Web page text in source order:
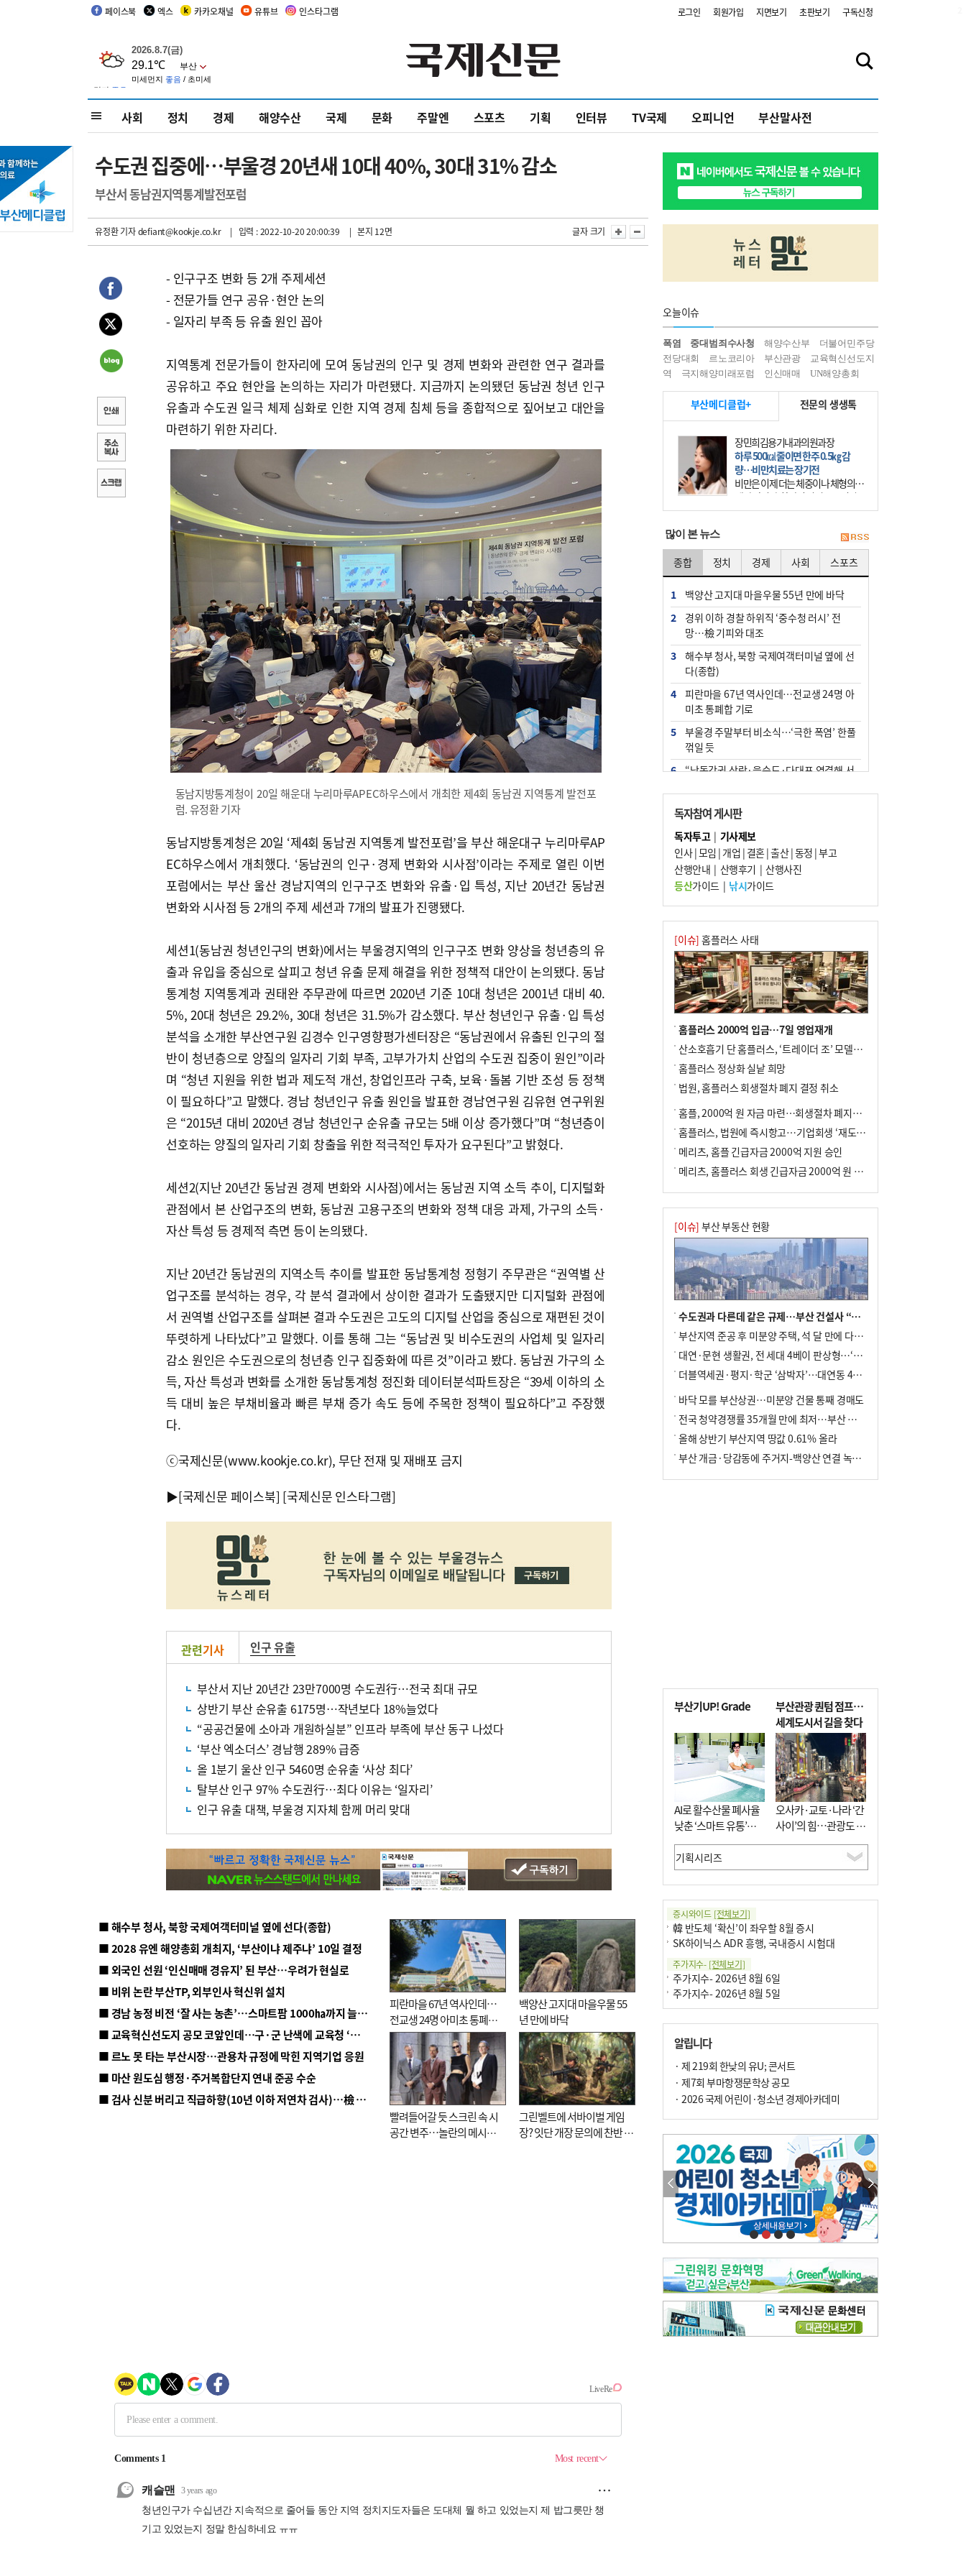
페이스북 엑스 카카오채널 유튜브 인스타그램 로그인 회원가입 지면보기 초판보기 구독신청
사회 정치 경제 해양수산 국제 문화 주말엔 스포츠 기획 인터뷰 TV국제 오피니언 부산말사전
수도권 집중에…부울경 20년새 10대 40%, 30대 31% 감소
부산서 동남권지역통계발전포럼
유정환 기자defiant@kookje.co.kr | 입력 : 2022-10-20 20:00:39 | 본지 12면 글자 크기
- 인구구조 변화 등 2개 주제세션
- 전문가들 연구 공유·현안 논의
- 일자리 부족 등 유출 원인 꼽아
지역통계 전문가들이 한자리에 모여 동남권의 인구 및 경제 변화와 관련한 연구 결과를
공유하고 주요 현안을 논의하는 자리가 마련됐다. 지금까지 논의됐던 동남권 청년 인구
유출과 수도권 일극 체제 심화로 인한 지역 경제 침체 등을 종합적으로 짚어보고 대안을
마련하기 위한 자리다.
동남지방통계청이 20일 해운대 누리마루APEC하우스에서 개최한 제4회 동남권 지역통계 발전포
럼. 유정환 기자
동남지방통계청은 20일 ‘제4회 동남권 지역통계 발전포럼’을 부산 해운대구 누리마루AP
EC하우스에서 개최했다. ‘동남권의 인구·경제 변화와 시사점’이라는 주제로 열린 이번
포럼에서는 부산 울산 경남지역의 인구구조 변화와 유출·입 특성, 지난 20년간 동남권
변화와 시사점 등 2개의 주제 세션과 7개의 발표가 진행됐다.
세션1(동남권 청년인구의 변화)에서는 부울경지역의 인구구조 변화 양상을 청년층의 유
출과 유입을 중심으로 살피고 청년 유출 문제 해결을 위한 정책적 대안이 논의됐다. 동남
통계청 지역통계과 권태완 주무관에 따르면 2020년 기준 10대 청년은 2001년 대비 40.
5%, 20대 청년은 29.2%, 30대 청년은 31.5%가 감소했다. 부산 청년인구 유출·입 특성
분석을 소개한 부산연구원 김경수 인구영향평가센터장은 “동남권에서 유출된 인구의 절
반이 청년층으로 양질의 일자리 기회 부족, 고부가가치 산업의 수도권 집중이 원인”이라
며 “청년 지원을 위한 법과 제도적 개선, 창업인프라 구축, 보육·돌봄 기반 조성 등 정책
이 필요하다”고 말했다. 경남 청년인구 유출 원인을 발표한 경남연구원 김유현 연구위원
은 “2015년 대비 2020년 경남 청년인구 순유출 규모는 5배 이상 증가했다”며 “청년층이
선호하는 양질의 일자리 기회 창출을 위한 적극적인 투자가 요구된다”고 밝혔다.
세션2(지난 20년간 동남권 경제 변화와 시사점)에서는 동남권 지역 소득 추이, 디지털화
관점에서 본 산업구조의 변화, 동남권 고용구조의 변화와 정책 대응 과제, 가구의 소득·
자산 특성 등 경제적 측면 등이 논의됐다.
지난 20년간 동남권의 지역소득 추이를 발표한 동남통계청 정형기 주무관은 “권역별 산
업구조를 분석하는 경우, 각 분석 결과에서 상이한 결과가 도출됐지만 디지털화 관점에
서 권역별 산업구조를 살펴본 결과 수도권은 고도의 디지털 산업을 중심으로 재편된 것이
뚜렷하게 나타났다”고 말했다. 이를 통해 그는 “동남권 및 비수도권의 사업체 및 일자리
감소 원인은 수도권으로의 청년층 인구 집중화에 따른 것”이라고 봤다. 동남권 가구의 소
득, 자산 특성과 변화를 소개한 동남통계청 정진화 데이터분석파트장은 “39세 이하의 소
득 대비 높은 부채비율과 빠른 부채 증가 속도 등에 주목한 정책이 필요하다”고 주장했
다.
ⓒ국제신문(www.kookje.co.kr), 무단 전재 및 재배포 금지
▶[국제신문 페이스북] [국제신문 인스타그램]
관련기사 인구 유출
부산서 지난 20년간 23만7000명 수도권行…전국 최대 규모
상반기 부산 순유출 6175명…작년보다 18%늘었다
“공공건물에 소아과 개원하실분” 인프라 부족에 부산 동구 나섰다
‘부산 엑소더스’ 경남행 289% 급증
올 1분기 울산 인구 5460명 순유출 ‘사상 최다’
탈부산 인구 97% 수도권行…최다 이유는 ‘일자리’
인구 유출 대책, 부울경 지자체 함께 머리 맞대
■ 해수부 청사, 북항 국제여객터미널 옆에 선다(종합)
■ 2028 유엔 해양총회 개최지, ‘부산이냐 제주냐’ 10일 결정
■ 외국인 선원 ‘인신매매 경유지’ 된 부산…우려가 현실로
■ 비위 논란 부산TP, 외부인사 혁신위 설치
■ 경남 농정 비전 ‘잘 사는 농촌’…스마트팜 1000㏊까지 늘린다
■ 교육혁신선도지 공모 코앞인데…구·군 난색에 교육청 ‘쩔쩔’
■ 르노 못 타는 부산시장…관용차 규정에 막힌 지역기업 응원
■ 마산 원도심 행정·주거복합단지 연내 준공 수순
■ 검사 신분 버리고 직급하향(10년 이하 저연차 검사)…檢 중수청행 기피
피란마을 67년 역사인데…
전교생 24명 아미초 통폐합
기로
백양산 고지대 마을우물 55
년 만에 바닥
빨려들어갈 듯 스크린 속 시
공간 변주…놀란의 메시지
그린벨트에 서바이벌 게임
장? 잇단 개장 문의에 찬반 논
오늘이슈
폭염 중대범죄수사청 해양수산부
더불어민주당
전당대회
르노코리아 부산관광
교육혁신선도지
역
극지해양미래포럼 인신매매 UN해양총회
부산메디클럽+ 전문의 생생톡
장민희김용기내과의원과장
하루 500㎉ 줄이면 한주 0.5㎏ 감
량…비만치료는 장기전
비만은 이제 더는 체중이나 체형의 문
제가 아니다. 하나의 질병으로 인지
하고 치료와 관리를 해야 한다. 세계
많이 본 뉴스
종합 정치 경제 사회 스포츠
1
백양산 고지대 마을우물 55년 만에 바닥
2
경위 이하 경찰 하위직 ‘중수청 러시’ 전
망…檢 기피와 대조
3
해수부 청사, 북항 국제여객터미널 옆에 선
다(종합)
4
피란마을 67년 역사인데…전교생 24명 아
미초 통폐합 기로
5
부울경 주말부터 비소식…‘극한 폭염’ 한풀
꺾일 듯
6
“낙동강권 삼락·을숙도·다대포 연결해 서
7
오늘의 날씨- 2026년 8월 7일
8
외국인 선원 ‘인신매매 경유지’ 된 부산…
우려가 현실로
9
[사설] 해수부 신청사 북항으로 확정, 해양
수도 도약의 전환점
10 르노 못 타는 부산시장…관용차 규정에 막
힌 지역기업 응원
독자참여 게시판
독자투고| 기사제보
인사|모임 | 개업 | 결혼|출산|동정 |부고
산행안내 | 산행후기 | 산행사진
등산가이드| 낚시가이드
[이슈] 홈플러스 사태
홈플러스 2000억 입금…7일 영업재개
산소호흡기 단 홈플러스, ‘트레이더 조’ 모델로 살아날까
홈플러스 정상화 실낱 희망
법원, 홈플러스 회생절차 폐지 결정 취소
홈플, 2000억 원 자금 마련…회생절차 폐지에 즉시항고(종합)
홈플러스, 법원에 즉시항고…기업회생 ‘재도전’
메리츠, 홈플 긴급자금 2000억 지원 승인
메리츠, 홈플러스 회생 긴급자금 2000억 원 지원 승인
[이슈] 부산 부동산 현황
수도권과 다른데 같은 규제…부산 건설사 “쓰러지기 직전”
부산지역 준공 후 미분양 주택, 석 달 만에 다시 3000가구 넘어서
대연·문현 생활권, 전 세대 4베이 판상형…‘더샵 트리센트’ 내달 분양
더블역세권·평지·학군 ‘삼박자’…대연동 42층 브랜드 단지
바닥 모를 부산상권…미분양 건물 통째 경매도
전국 청약경쟁률 35개월 만에 최저…부산 미분양 ‘적체’ 심화
올해 상반기 부산지역 땅값 0.61% 올라
부산 개금·당감동에 주거지-백양산 연결 녹지 조성
부산기UP! Grade
AI로 활수산물 폐사율
낮춘 ‘스마트 유통’…
사막·산악지대 수출
도전
부산관광 퀀텀 점프…
세계도시서 길을 찾다
오사카·교토·나라 ‘간
사이’의 힘…관광도 뭉
쳐야 흥한다
증시와이드 [전체보기]
韓 반도체 ‘확신’이 좌우할 8월 증시
SK하이닉스 ADR 흥행, 국내증시 시험대
주가지수- [전체보기]
주가지수- 2026년 8월 6일
주가지수- 2026년 8월 5일
알립니다
· 제 219회 한낮의 유U; 콘서트
· 제7회 부마항쟁문학상 공모
· 2026 국제 어린이·청소년 경제아카데미